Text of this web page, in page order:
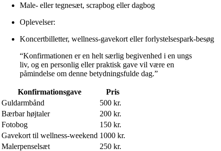
Male- eller tegnesæt, scrapbog eller dagbog
Oplevelser:
Koncertbilletter, wellness-gavekort eller forlystelsespark-besøg
“Konfirmationen er en helt særlig begivenhed i en ungs
liv, og en personlig eller praktisk gave vil være en
påmindelse om denne betydningsfulde dag.”
Konfirmationsgave
Pris
Guldarmbånd
500 kr.
Bærbar højtaler
200 kr.
Fotobog
150 kr.
Gavekort til wellness-weekend 1000 kr.
Malerpenselsæt
250 kr.